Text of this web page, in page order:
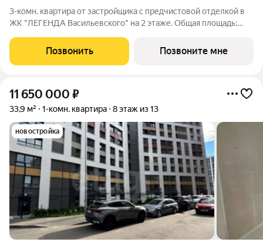
3-комн. квартира от застройщика с предчистовой отделкой в
ЖК "ЛЕГЕНДА Васильевского" на 2 этаже. Общая площадь:
столовой: 23.21 кв.м. Угловая квартира, идеально подойдет
любителям тишины и
Позвонить Позвоните мне
11 650 000 ₽
33,9 м² 1-комн. квартира 8 этаж из 13
новостройка